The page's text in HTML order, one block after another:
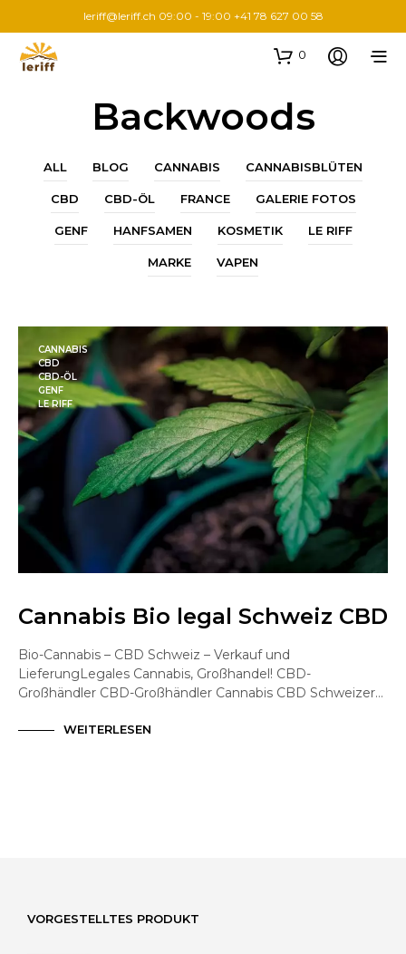
leriff@leriff.ch 09:00 - 19:00 +41 78 627 00 58
0
Backwoods
ALL BLOG CANNABIS CANNABISBLÜTEN
CBD CBD-ÖL FRANCE GALERIE FOTOS
GENF HANFSAMEN KOSMETIK LE RIFF
MARKE VAPEN
CANNABIS
CBD
CBD-ÖL
GENF
LE RIFF
Cannabis Bio legal Schweiz CBD
Bio-Cannabis – CBD Schweiz – Verkauf und
LieferungLegales Cannabis, Großhandel! CBD-
Großhändler CBD-Großhändler Cannabis CBD Schweizer…
WEITERLESEN
VORGESTELLTES PRODUKT